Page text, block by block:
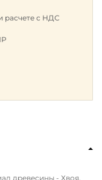
расчете с НДС
древесины - Хвоя.